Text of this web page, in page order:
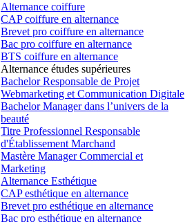
Alternance coiffure
CAP coiffure en alternance
Brevet pro coiffure en alternance
Bac pro coiffure en alternance
BTS coiffure en alternance
Alternance études supérieures
Bachelor Responsable de Projet
Webmarketing et Communication Digitale
Bachelor Manager dans l’univers de la
beauté
Titre Professionnel Responsable
d'Établissement Marchand
Mastère Manager Commercial et
Marketing
Alternance Esthétique
CAP esthétique en alternance
Brevet pro esthétique en alternance
Bac pro esthétique en alternance